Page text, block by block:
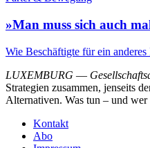
»Man muss sich auch
Wie Beschäftigte für ein
LUXEMBURG —
Strategien zusammen, jenseits
Alternativen. Was tun – und
Kontakt
Abo